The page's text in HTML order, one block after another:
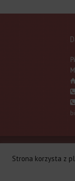
Strona korzysta z